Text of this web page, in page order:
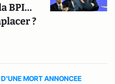
BPI…
?
MORT ANNONCEE